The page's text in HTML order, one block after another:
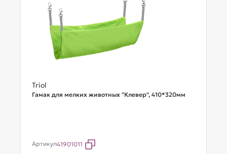
Triol
Гамак для мелких животных "Клевер", 410*320мм
Артикул41901011